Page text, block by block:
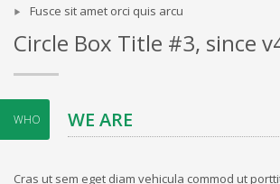
Fusce sit amet orci quis arcu
Circle Box Title #3, since
WHO WE ARE
Cras ut sem eget diam vehicula commod ut